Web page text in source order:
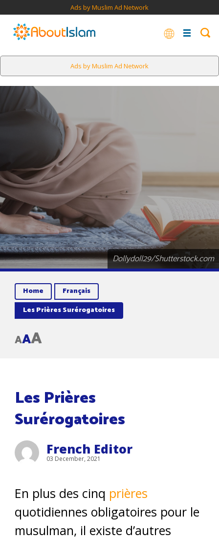
Ads by Muslim Ad Network
Ads by Muslim Ad Network
Dollydoll29/Shutterstock.com
Home
Français
Les Prières Surérogatoires
AAA
Les Prières
Surérogatoires
French Editor
03 December, 2021
En plus des cinq prières
quotidiennes obligatoires pour le
musulman, il existe d’autres